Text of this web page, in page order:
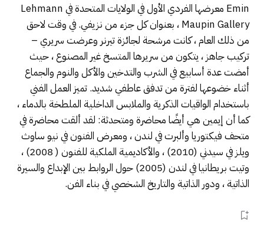
Emin معرضها الفردي الأول في الولايات المتحدة في Lehmann
Maupin Gallery ، بعنوان كل جزء من نزيفي. في وقت لاحق
من ذلك العام ، كانت مرشحة لجائزة تيرنر وعرضت سريري –
تركيب جاهز ، يتكون من سريرها المتسخ غير المصنوع ، حيث
أمضت عدة أسابيع في الشرب والتدخين والأكل والنوم والجماع
أثناء خضوعها لفترة من تدفق عاطفي شديد. تميز العمل الفني
باستخدام الواقيات الذكرية والملابس الداخلية الملطخة بالدماء ،
كما أن إيمين هي أيضًا محاضرة ومتحدثة: لقد ألقت محاضرة في
متحف فيكتوريا وألبرت في لندن ، ومعرض الفنون في نيو ساوث
ويلز في سيدني (2010) ، والأكاديمية الملكية للفنون ( 2008) ،
وتيت بريطانيا في لندن (2005) حول الروابط بين الإبداع والسيرة
الذاتية ، ودور الذاتية والتاريخ الشخصي في بناء الفن.